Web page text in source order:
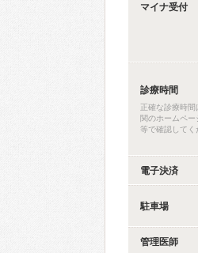
マイナ受付
診療時間
正確な診療時間
関のホームペー
等で確認してく
電子決済
駐車場
管理医師